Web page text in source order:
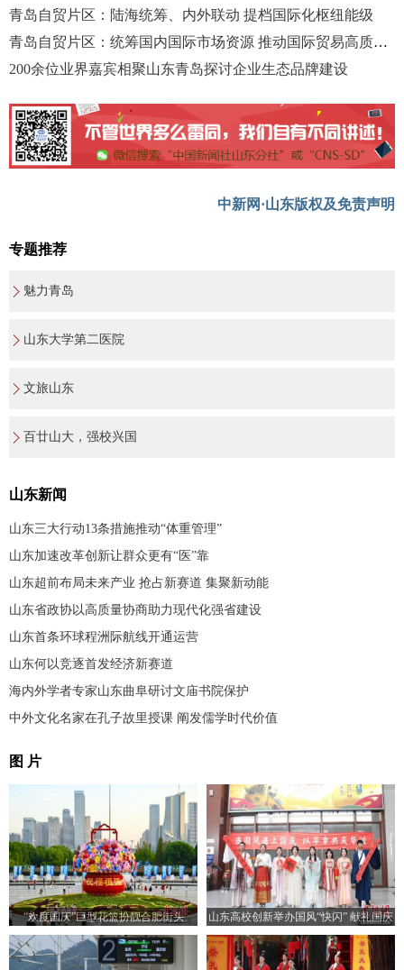
青岛自贸片区：陆海统筹、内外联动 提档国际化枢纽能级
青岛自贸片区：统筹国内国际市场资源 推动国际贸易高质量发展
200余位业界嘉宾相聚山东青岛探讨企业生态品牌建设
中新网·山东版权及免责声明
专题推荐
魅力青岛
山东大学第二医院
文旅山东
百廿山大，强校兴国
山东新闻
山东三大行动13条措施推动“体重管理”
山东加速改革创新让群众更有“医”靠
山东超前布局未来产业 抢占新赛道 集聚新动能
山东省政协以高质量协商助力现代化强省建设
山东首条环球程洲际航线开通运营
山东何以竞逐首发经济新赛道
海内外学者专家山东曲阜研讨文庙书院保护
中外文化名家在孔子故里授课 阐发儒学时代价值
图 片
“欢度国庆”巨型花篮扮靓合肥街头
山东高校创新举办国风“快闪” 献礼国庆
佳节